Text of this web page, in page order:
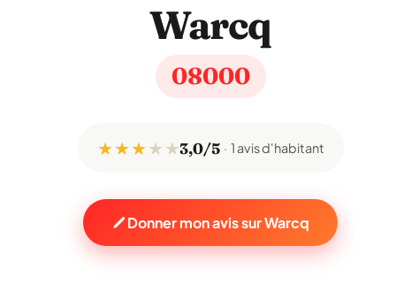
Warcq
08000
★ ★ ★★ ★3,0/5 1 avis d'habitant
Donner mon avis sur Warcq